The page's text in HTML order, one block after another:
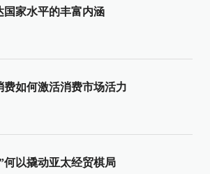
国家水平的丰富内涵
费如何激活消费市场活力
何以撬动亚太经贸棋局